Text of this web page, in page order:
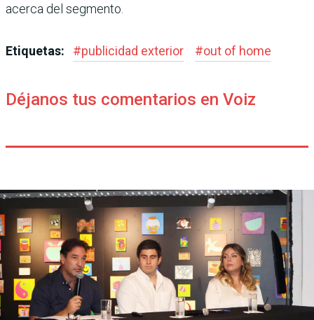
acerca del segmento.
Etiquetas: #publicidad exterior #out of home
Déjanos tus comentarios en Voiz